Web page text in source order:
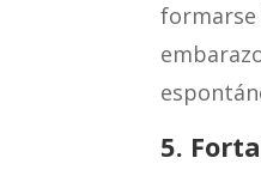
formarse
5.